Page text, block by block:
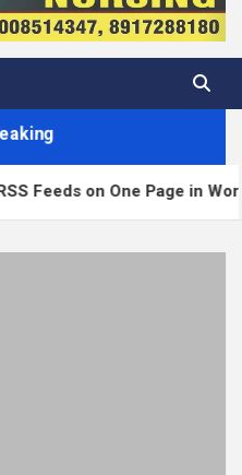
Page in WordPress